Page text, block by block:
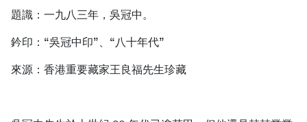
題識：一九八三年，吳冠中。
鈐印：“吳冠中印”、“八十年代”
來源：香港重要藏家王良福先生珍藏